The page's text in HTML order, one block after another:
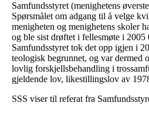
Samfundsstyret (menighetens
Spørsmålet om adgang til å velge
menigheten og menighetens skoler
og ble sist drøftet i fellesmøte i
Samfundsstyret tok det opp igjen i
teologisk begrunnet, og var dermed
lovlig forskjellsbehandling i
gjeldende lov, likestillingslov av
SSS viser til referat fra